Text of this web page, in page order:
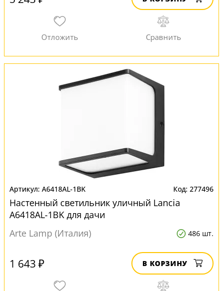
A6418AL-1BK 277496
Настенный светильник уличный Lancia
A6418AL-1BK для дачи
Arte Lamp (Италия)
486 шт.
1 643 ₽ В КОРЗИНУ